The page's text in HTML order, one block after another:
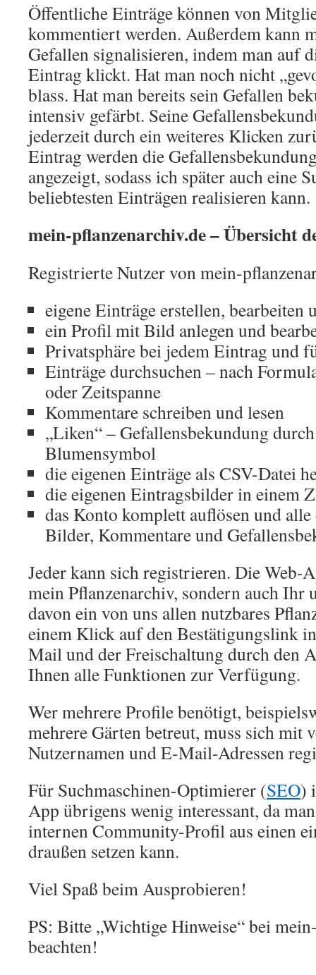
Öffentliche Einträge können von
kommentiert werden. Außerdem kann
Gefallen signalisieren, indem man auf
Eintrag klickt. Hat man noch nicht
blass. Hat man bereits sein Gefallen
intensiv gefärbt. Seine
jederzeit durch ein weiteres Klicken
Eintrag werden die
angezeigt, sodass ich später auch eine
beliebtesten Einträgen realisieren kann.
mein-pflanzenarchiv.de – Übersicht
Registrierte Nutzer von mein-
eigene Einträge erstellen, bearbeiten
ein Profil mit Bild anlegen und
Privatsphäre bei jedem Eintrag und
Einträge durchsuchen – nach
oder Zeitspanne
Kommentare schreiben und lesen
„Liken“ – Gefallensbekundung
Blumensymbol
die eigenen Einträge als CSV-Datei
die eigenen Eintragsbilder in einem
das Konto komplett auflösen und
Bilder, Kommentare und
Jeder kann sich registrieren. Die Web-
mein Pflanzenarchiv, sondern auch Ihr
davon ein von uns allen nutzbares
einem Klick auf den Bestätigungslink
Mail und der Freischaltung durch den
Ihnen alle Funktionen zur Verfügung.
Wer mehrere Profile benötigt,
mehrere Gärten betreut, muss sich mit
Nutzernamen und E-Mail-Adressen
Für Suchmaschinen-Optimierer (SEO)
App übrigens wenig interessant, da
internen Community-Profil aus einen
draußen setzen kann.
Viel Spaß beim Ausprobieren!
PS: Bitte „Wichtige Hinweise“ bei
beachten!